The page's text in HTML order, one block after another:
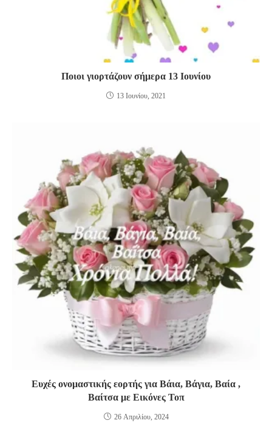
Ποιοι γιορτάζουν σήμερα 13 Ιουνίου
13 Ιουνίου, 2021
Ευχές ονομαστικής εορτής για Βάια, Βάγια, Βαία ,
Βαίτσα με Εικόνες Τοπ
26 Απριλίου, 2024